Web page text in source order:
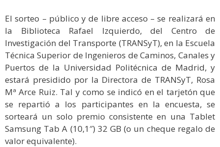
El sorteo – público y de libre acceso – se realizará en
la Biblioteca Rafael Izquierdo, del Centro de
Investigación del Transporte (TRANSyT), en la Escuela
Técnica Superior de Ingenieros de Caminos, Canales y
Puertos de la Universidad Politécnica de Madrid, y
estará presidido por la Directora de TRANSyT, Rosa
Mª Arce Ruiz. Tal y como se indicó en el tarjetón que
se repartió a los participantes en la encuesta, se
sorteará un solo premio consistente en una Tablet
Samsung Tab A (10,1″) 32 GB (o un cheque regalo de
valor equivalente).